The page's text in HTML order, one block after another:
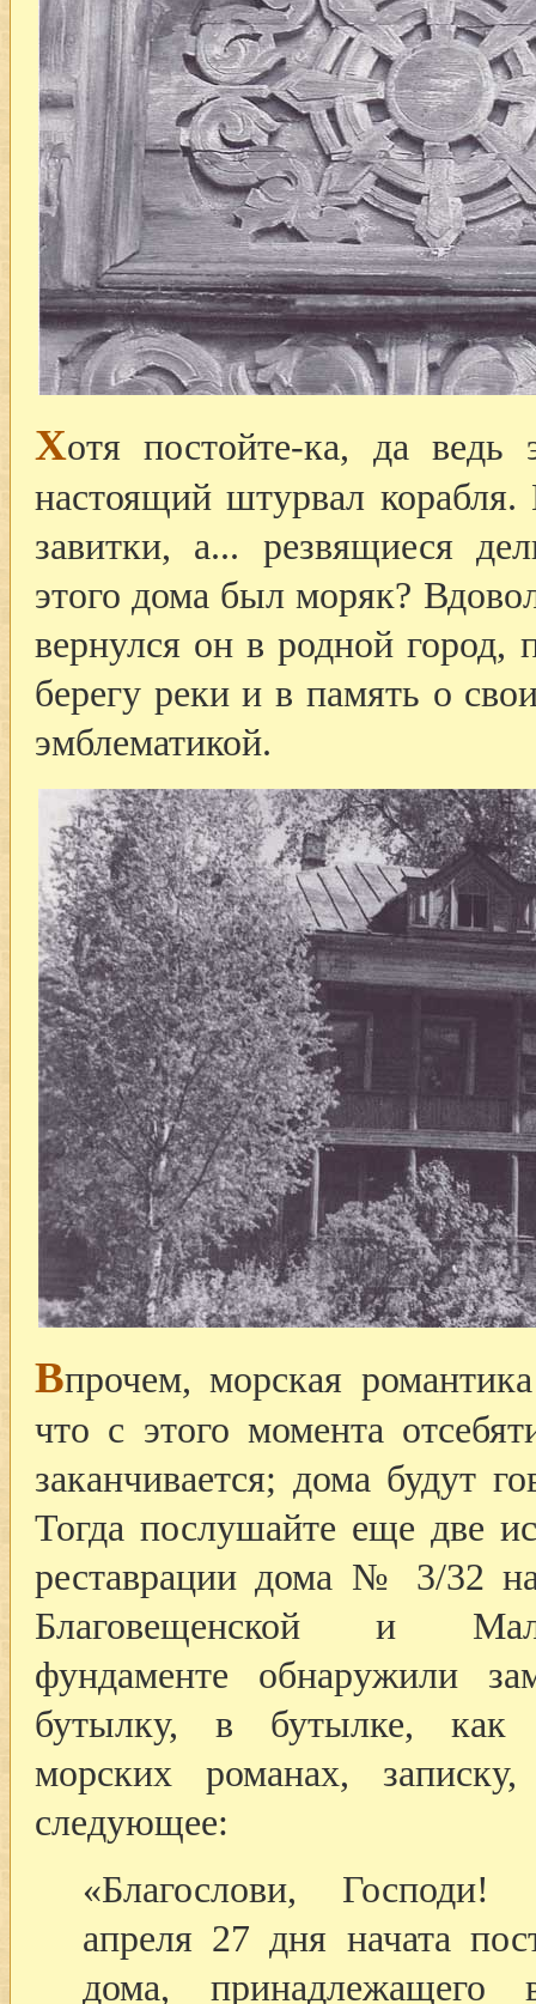
Хотя постойте-ка, да
настоящий штурвал
завитки, а... резвящиеся
этого дома был моряк?
вернулся он в родной город,
берегу реки и в память о
эмблематикой.
Впрочем, морская
что с этого момента
заканчивается; дома будут
Тогда послушайте еще две
реставрации дома № 3/32
Благовещенской и
фундаменте обнаружили
бутылку, в бутылке, как
морских романах,
следующее:
«Благослови, Господи!
апреля 27 дня начата
дома, принадлежащего